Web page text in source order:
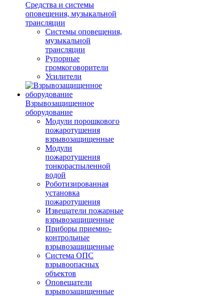
Средства и системы
оповещения, музыкальной
трансляции
Системы оповещения,
музыкальной
трансляции
Рупорные
громкоговорители
Усилители
Взрывозащищенное
оборудование
Модули порошкового
пожаротушения
взрывозащищенные
Модули
пожаротушения
тонкораспыленной
водой
Роботизированная
установка
пожаротушения
Извещатели пожарные
взрывозащищенные
Приборы приемно-
контрольные
взрывозащищенные
Система ОПС
взрывоопасных
объектов
Оповещатели
взрывозащищенные